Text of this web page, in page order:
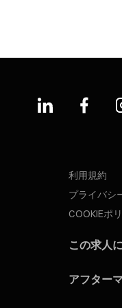
利用規約
プライバシ
COOKIEポ
この求人
アフター